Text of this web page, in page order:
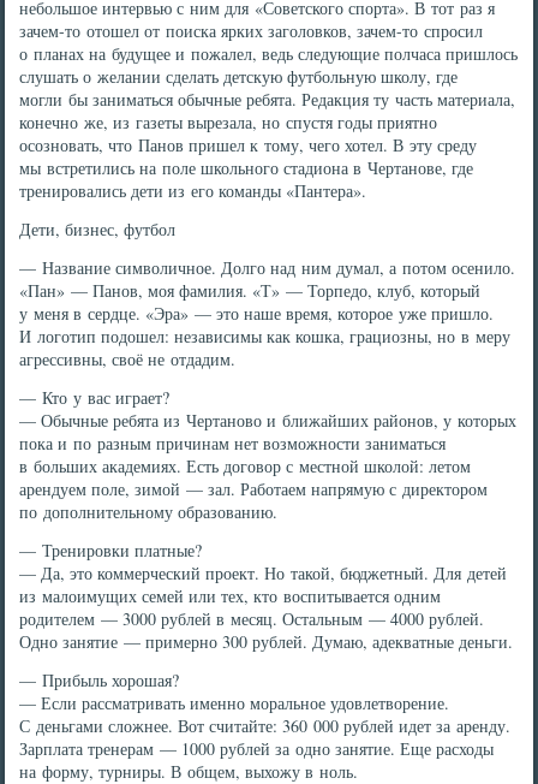
небольшое интервью с ним для «Советского спорта». В тот раз я
зачем-то отошел от поиска ярких заголовков, зачем-то спросил
о планах на будущее и пожалел, ведь следующие полчаса пришлось
слушать о желании сделать детскую футбольную школу, где
могли бы заниматься обычные ребята. Редакция ту часть материала,
конечно же, из газеты вырезала, но спустя годы приятно
осозновать, что Панов пришел к тому, чего хотел. В эту среду
мы встретились на поле школьного стадиона в Чертанове, где
тренировались дети из его команды «Пантера».
Дети, бизнес, футбол
— Название символичное. Долго над ним думал, а потом осенило.
«Пан» — Панов, моя фамилия. «Т» — Торпедо, клуб, который
у меня в сердце. «Эра» — это наше время, которое уже пришло.
И логотип подошел: независимы как кошка, грациозны, но в меру
агрессивны, своё не отдадим.
— Кто у вас играет?
— Обычные ребята из Чертаново и ближайших районов, у которых
пока и по разным причинам нет возможности заниматься
в больших академиях. Есть договор с местной школой: летом
арендуем поле, зимой — зал. Работаем напрямую с директором
по дополнительному образованию.
— Тренировки платные?
— Да, это коммерческий проект. Но такой, бюджетный. Для детей
из малоимущих семей или тех, кто воспитывается одним
родителем — 3000 рублей в месяц. Остальным — 4000 рублей.
Одно занятие — примерно 300 рублей. Думаю, адекватные деньги.
— Прибыль хорошая?
— Если рассматривать именно моральное удовлетворение.
С деньгами сложнее. Вот считайте: 360 000 рублей идет за аренду.
Зарплата тренерам — 1000 рублей за одно занятие. Еще расходы
на форму, турниры. В общем, выхожу в ноль.